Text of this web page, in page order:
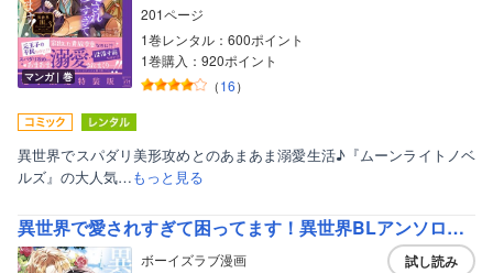
マンガ｜巻
201ページ
1巻レンタル：600ポイント
1巻購入：920ポイント
（16）
異世界でスパダリ美形攻めとのあまあま溺愛生活♪『ムーンライトノベ
ルズ』の大人気…もっと見る
異世界で愛されすぎて困ってます！異世界BLアンソロジー 2
ボーイズラブ漫画
試し読み